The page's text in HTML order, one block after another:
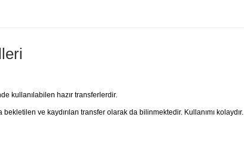
kullanılabilen hazır transferlerdir.
ve kaydırılan transfer olarak da bilinmektedir. Kullanımı kolaydır.